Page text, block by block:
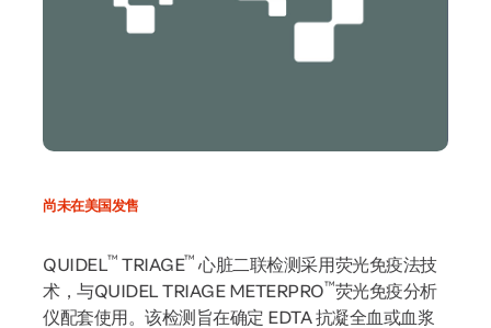
尚未在美国发售
QUIDEL™ TRIAGE™ 心脏二联检测采用荧光免疫法技
术，与QUIDEL TRIAGE METERPRO™荧光免疫分析
仪配套使用。该检测旨在确定 EDTA 抗凝全血或血浆